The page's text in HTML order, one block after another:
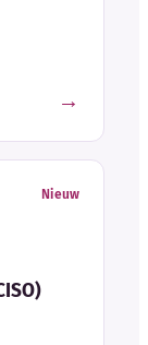
→
Nieuw